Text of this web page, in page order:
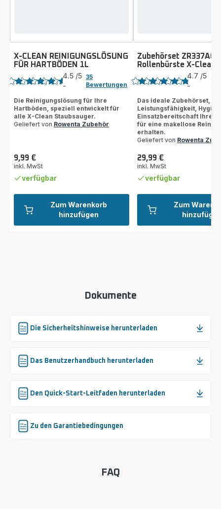
Zum Warenkorb
hinzufügen
X-CLEAN REINIGUNGSLÖSUNG
FÜR HARTBÖDEN 1L
Bewertung
4.5 /5
-
35
Bewertungen
Die Reinigungslösung für Ihre
Hartböden, speziell entwickelt für
alle X-Clean Staubsauger.
Geliefert von Rowenta Zubehör
Preis
9,99 €
inkl. MwSt
verfügbar
Zum
Zubehörset
Rollenbürste X-Clean
Bewertung
4.7 /5
-
Das ideale Zubehörset,
Leistungsfähigkeit,
Einsatzbereitschaft Ihres
für eine makellose
erhalten.
Geliefert von Rowenta
Preis
29,99 €
inkl. MwSt
verfügbar
Dokumente
Die Sicherheitshinweise herunterladen
Das Benutzerhandbuch herunterladen
Den Quick-Start-Leitfaden herunterladen
Zu den Garantiebedingungen
FAQ